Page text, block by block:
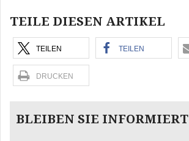
TEILE DIESEN ARTIKEL
TEILEN TEILEN
DRUCKEN
BLEIBEN SIE INFORMIERT